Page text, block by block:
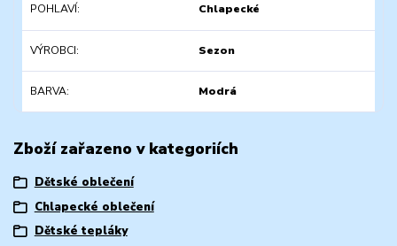
POHLAVÍ Chlapecké
VÝROBCI Sezon
BARVA Modrá
Zboží zařazeno v kategoriích
Dětské oblečení
Chlapecké oblečení
Dětské tepláky